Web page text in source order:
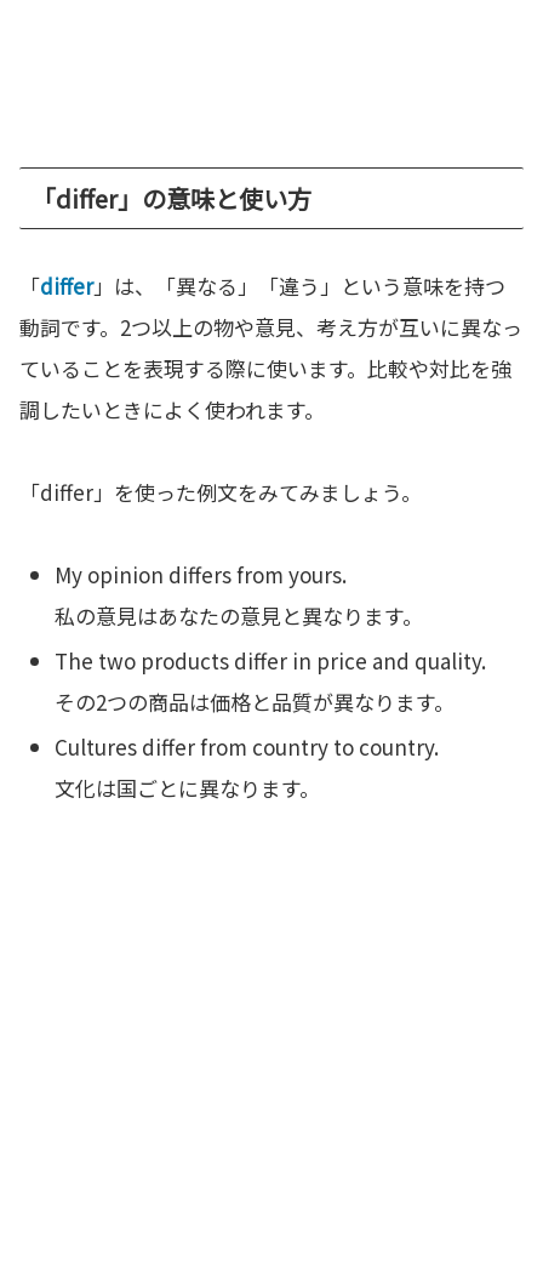
「differ」の意味と使い方
「differ」は、「異なる」「違う」という意味を持つ
動詞です。2つ以上の物や意見、考え方が互いに異なっ
ていることを表現する際に使います。比較や対比を強
調したいときによく使われます。
「differ」を使った例文をみてみましょう。
My opinion differs from yours.
私の意見はあなたの意見と異なります。
The two products differ in price and quality.
その2つの商品は価格と品質が異なります。
Cultures differ from country to country.
文化は国ごとに異なります。